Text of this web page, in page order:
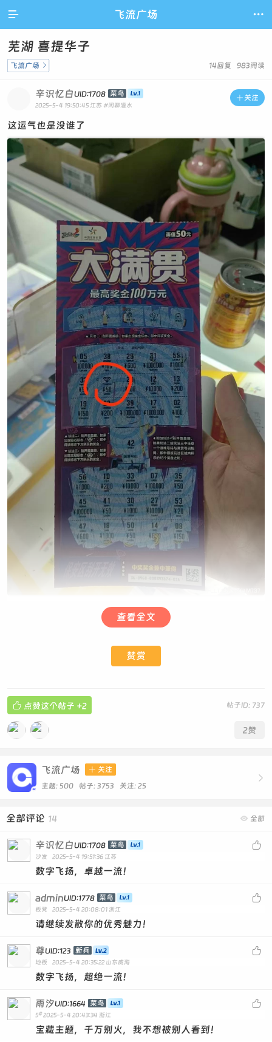
 飞流广场 
芜湖 喜提华子
14回复 983阅读
飞流广场 
 关注
辛识忆白UID:1708 菜鸟
2025-5-4 19:50:45 江苏 #闲聊灌水
这运气也是没谁了
查看全文
赞赏
帖子ID: 737
 点赞这个帖子 +2
2赞

飞流广场  关注
主题: 500 帖子: 3753 关注: 25
 全部
全部评论 14

辛识忆白UID:1708 菜鸟
沙发 2025-5-4 19:51:36 江苏
数字飞扬，卓越一流！

adminUID:1778 菜鸟
板凳 2025-5-4 20:08:01 浙江
请继续发散你的优秀魅力！

尊UID:123 新兵
地板 2025-5-4 20:35:22 山东威海
数字飞扬，超绝一流！

雨汐UID:1664 菜鸟
5# 2025-5-4 20:43:34 浙江
宝藏主题，千万别火，我不想被别人看到！